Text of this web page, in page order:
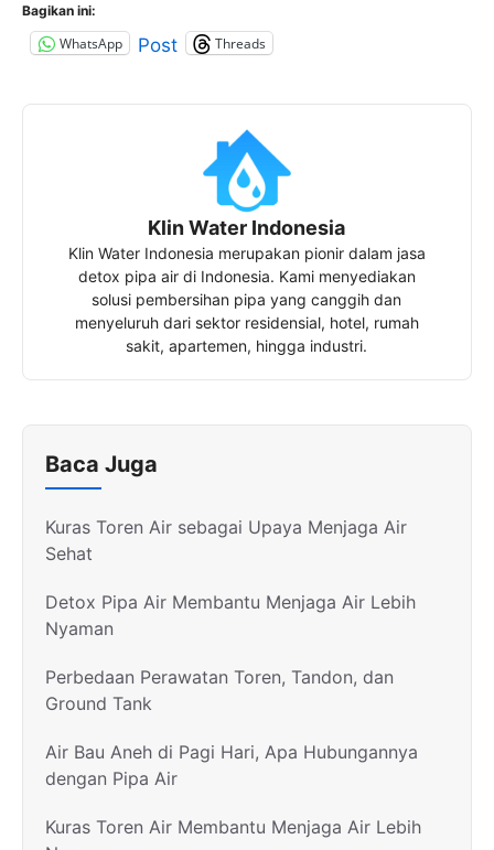
Bagikan ini:
WhatsApp Post Threads
Klin Water Indonesia
Klin Water Indonesia merupakan pionir dalam jasa
detox pipa air di Indonesia. Kami menyediakan
solusi pembersihan pipa yang canggih dan
menyeluruh dari sektor residensial, hotel, rumah
sakit, apartemen, hingga industri.
Baca Juga
Kuras Toren Air sebagai Upaya Menjaga Air
Sehat
Detox Pipa Air Membantu Menjaga Air Lebih
Nyaman
Perbedaan Perawatan Toren, Tandon, dan
Ground Tank
Air Bau Aneh di Pagi Hari, Apa Hubungannya
dengan Pipa Air
Kuras Toren Air Membantu Menjaga Air Lebih